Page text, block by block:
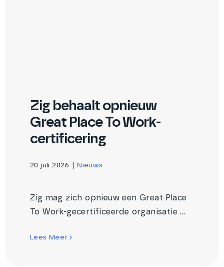
Zig behaalt opnieuw
Great Place To Work-
certificering
20 juli 2026 Nieuws
Zig mag zich opnieuw een Great Place
To Work-gecertificeerde organisatie ...
Lees Meer